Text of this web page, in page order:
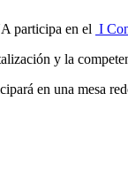
participa en el I
y la
en una mesa